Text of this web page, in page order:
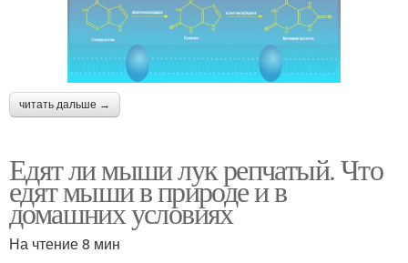
читать дальше →
Едят ли мыши лук репчатый. Что
едят мыши в природе и в
домашних условиях
На чтение 8 мин